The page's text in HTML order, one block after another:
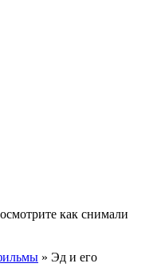
как снимали
» Эд и его